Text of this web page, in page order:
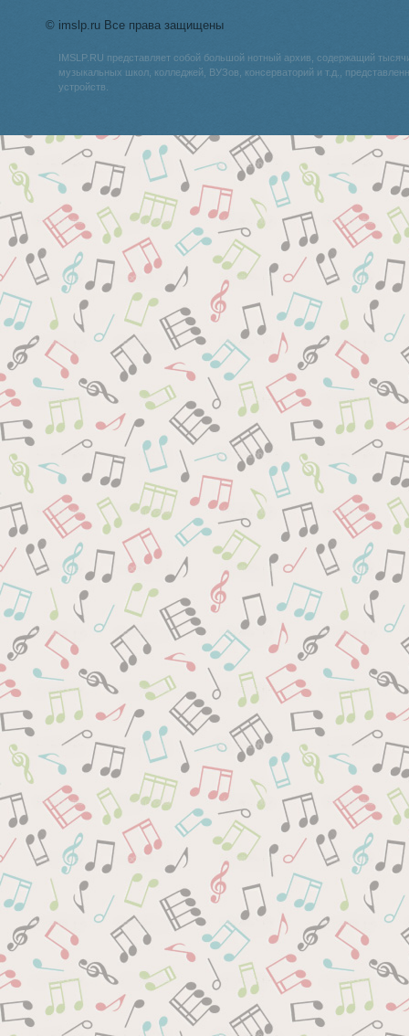
© imslp.ru Все права защищены
IMSLP.RU представляет собой большой нотный архив, содержащий
музыкальных школ, колледжей, ВУЗов, консерваторий и т.д.,
устройств.